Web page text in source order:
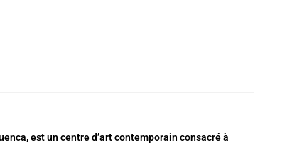
est un centre d’art contemporain consacré à